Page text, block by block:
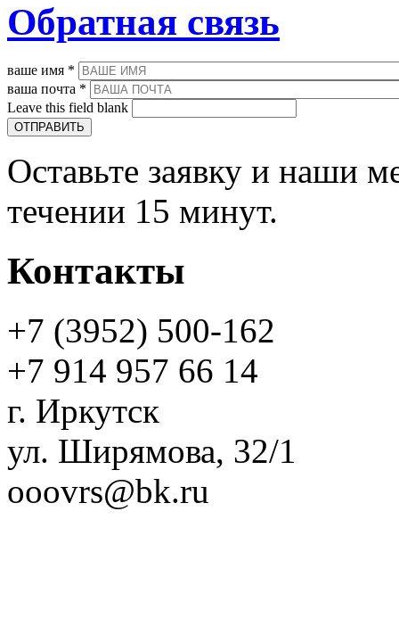
Обратная связь
ваше имя *
ваша почта *
Leave this field blank
Оставьте заявку и наши
течении 15 минут.
Контакты
+7 (3952) 500-162
+7 914 957 66 14
г. Иркутск
ул. Ширямова, 32/1
ooovrs@bk.ru